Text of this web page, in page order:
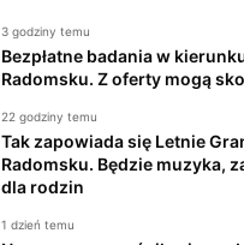
3 godziny temu
Bezpłatne badania w
Radomsku. Z oferty mogą
22 godziny temu
Tak zapowiada się Letnie
Radomsku. Będzie muzyka,
dla rodzin
1 dzień temu